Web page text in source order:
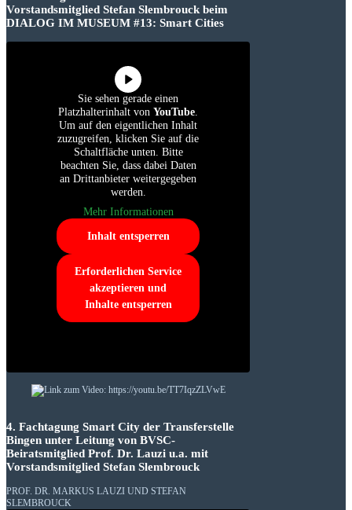
Vorstandsmitglied Stefan Slembrouck beim
DIALOG IM MUSEUM #13: Smart Cities
Sie sehen gerade einen
Platzhalterinhalt von YouTube.
Um auf den eigentlichen Inhalt
zuzugreifen, klicken Sie auf die
Schaltfläche unten. Bitte
beachten Sie, dass dabei Daten
an Drittanbieter weitergegeben
werden.
Mehr Informationen
Inhalt entsperren
Erforderlichen Service
akzeptieren und
Inhalte entsperren
4. Fachtagung Smart City der Transferstelle
Bingen unter Leitung von BVSC-
Beiratsmitglied Prof. Dr. Lauzi u.a. mit
Vorstandsmitglied Stefan Slembrouck
PROF. DR. MARKUS LAUZI UND STEFAN
SLEMBROUCK